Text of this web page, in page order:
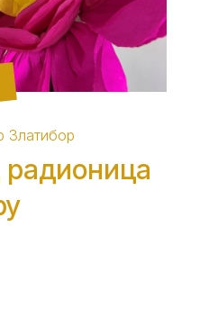
Златибор
радионица